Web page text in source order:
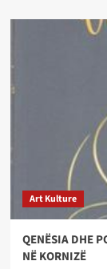
Art Kulture
QENËSIA DHE
NË KORNIZË